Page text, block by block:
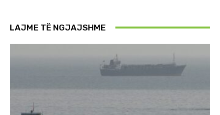
LAJME TË NGJAJSHME